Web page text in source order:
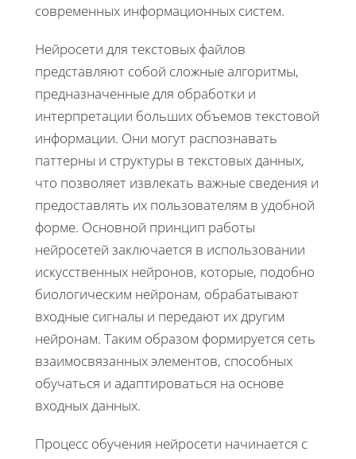
современных информационных систем.
Нейросети для текстовых файлов
представляют собой сложные алгоритмы,
предназначенные для обработки и
интерпретации больших объемов текстовой
информации. Они могут распознавать
паттерны и структуры в текстовых данных,
что позволяет извлекать важные сведения и
предоставлять их пользователям в удобной
форме. Основной принцип работы
нейросетей заключается в использовании
искусственных нейронов, которые, подобно
биологическим нейронам, обрабатывают
входные сигналы и передают их другим
нейронам. Таким образом формируется сеть
взаимосвязанных элементов, способных
обучаться и адаптироваться на основе
входных данных.
Процесс обучения нейросети начинается с